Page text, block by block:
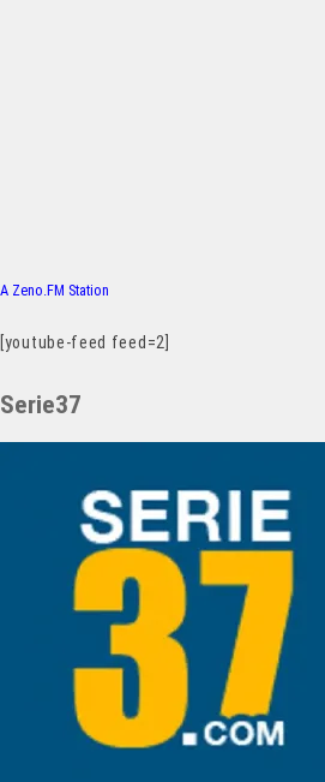
A Zeno.FM Station
[youtube-feed feed=2]
Serie37